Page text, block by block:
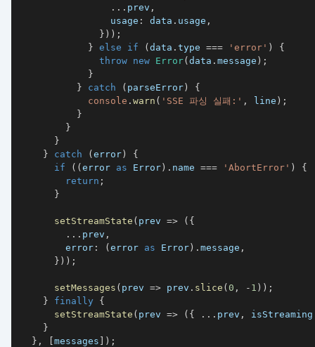
... prev ,
                usage
: data . usage ,
} ) ) ;
} else if (data . type === 'error' )
{
throw new Error(data . message ) ;
}
}
catch ( parseError)
{
console . warn ( 'SSE 파싱 실패:' , line ) ;
}
}
}
}
catch (error)
{
if
( (error as Error) . name === 'AbortError' )
{
return ;
}
setStreamState ( prev => ( {
... prev ,
        error
: (error as Error) . message ,
} ) ) ;
setMessages ( prev => prev . slice (0 , - 1 ) ) ;
}
finally
{
setStreamState ( prev => ( { ... prev , isStreaming
}
} , [messages ] ) ;